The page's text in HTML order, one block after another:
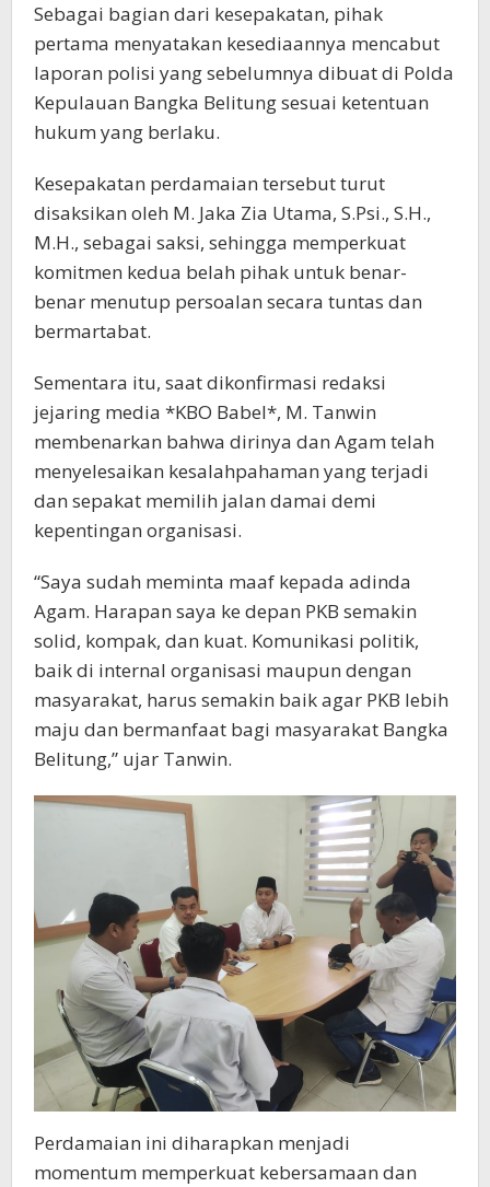
Sebagai bagian dari kesepakatan, pihak
pertama menyatakan kesediaannya mencabut
laporan polisi yang sebelumnya dibuat di Polda
Kepulauan Bangka Belitung sesuai ketentuan
hukum yang berlaku.
Kesepakatan perdamaian tersebut turut
disaksikan oleh M. Jaka Zia Utama, S.Psi., S.H.,
M.H., sebagai saksi, sehingga memperkuat
komitmen kedua belah pihak untuk benar-
benar menutup persoalan secara tuntas dan
bermartabat.
Sementara itu, saat dikonfirmasi redaksi
jejaring media *KBO Babel*, M. Tanwin
membenarkan bahwa dirinya dan Agam telah
menyelesaikan kesalahpahaman yang terjadi
dan sepakat memilih jalan damai demi
kepentingan organisasi.
“Saya sudah meminta maaf kepada adinda
Agam. Harapan saya ke depan PKB semakin
solid, kompak, dan kuat. Komunikasi politik,
baik di internal organisasi maupun dengan
masyarakat, harus semakin baik agar PKB lebih
maju dan bermanfaat bagi masyarakat Bangka
Belitung,” ujar Tanwin.
Perdamaian ini diharapkan menjadi
momentum memperkuat kebersamaan dan